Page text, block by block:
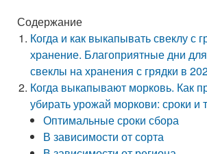
Содержание
Когда и как выкапывать свеклу с
хранение. Благоприятные дни
свеклы на хранения с грядки в
Когда выкапывают морковь. Как
убирать урожай моркови: сроки и
Оптимальные сроки сбора
В зависимости от сорта